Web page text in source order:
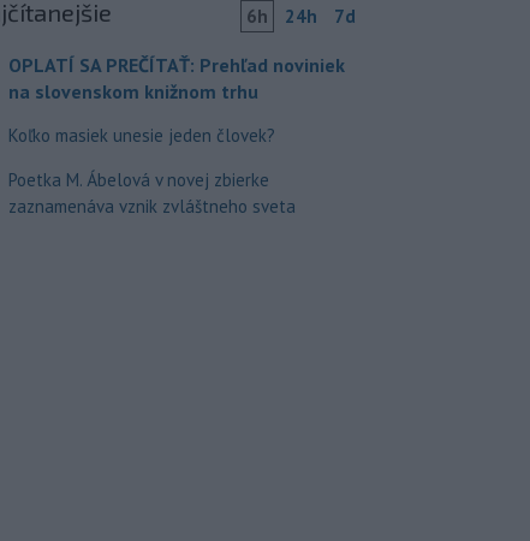
6h 24h 7d
OPLATÍ SA PREČÍTAŤ: Prehľad noviniek
na slovenskom knižnom trhu
Koľko masiek unesie jeden človek?
Poetka M. Ábelová v novej zbierke
zaznamenáva vznik zvláštneho sveta